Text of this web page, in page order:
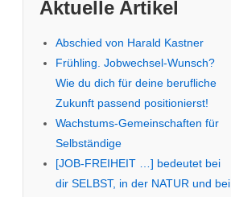
Aktuelle Artikel
Abschied von Harald Kastner
Frühling. Jobwechsel-Wunsch?
Wie du dich für deine berufliche
Zukunft passend positionierst!
Wachstums-Gemeinschaften für
Selbständige
[JOB-FREIHEIT …] bedeutet bei
dir SELBST, in der NATUR und bei